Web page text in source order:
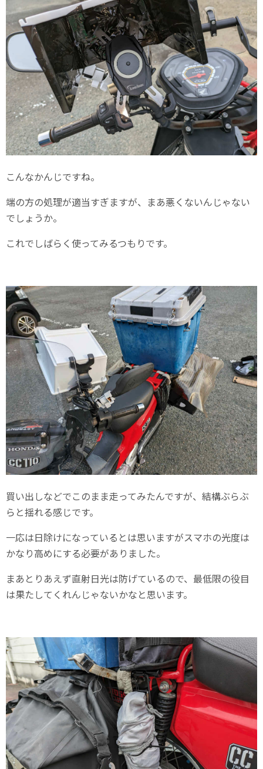
こんなかんじですね。
端の方の処理が適当すぎますが、まあ悪くないんじゃない
でしょうか。
これでしばらく使ってみるつもりです。
買い出しなどでこのまま走ってみたんですが、結構ぶらぶ
らと揺れる感じです。
一応は日除けになっているとは思いますがスマホの光度は
かなり高めにする必要がありました。
まあとりあえず直射日光は防げているので、最低限の役目
は果たしてくれんじゃないかなと思います。